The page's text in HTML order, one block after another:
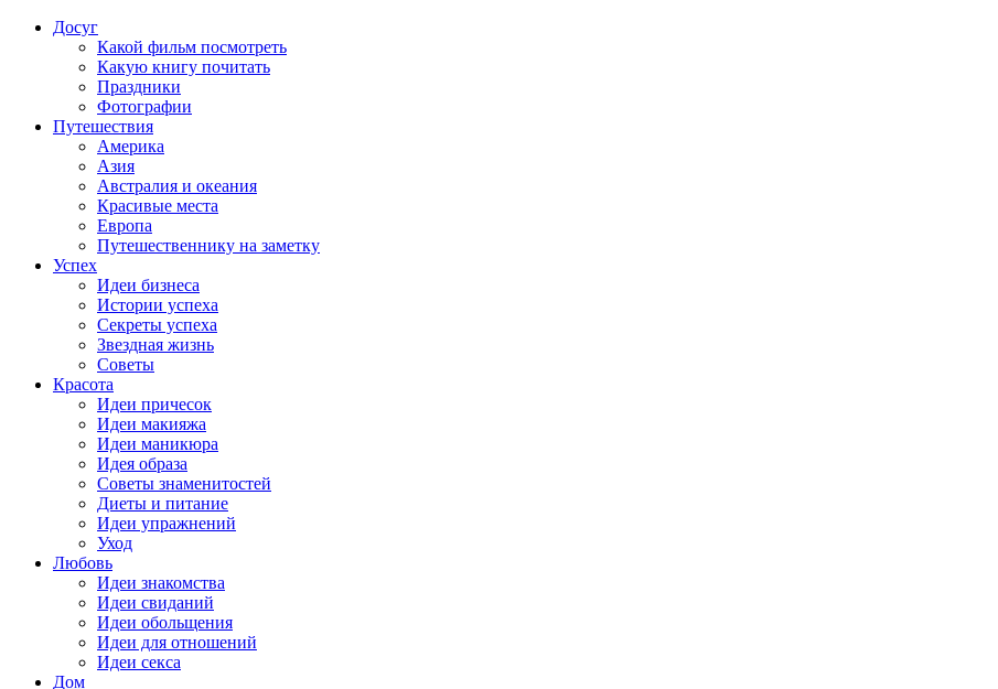
Досуг
Какой фильм посмотреть
Какую книгу почитать
Праздники
Фотографии
Путешествия
Америка
Азия
Австралия и океания
Красивые места
Европа
Путешественнику на заметку
Успех
Идеи бизнеса
Истории успеха
Секреты успеха
Звездная жизнь
Советы
Красота
Идеи причесок
Идеи макияжа
Идеи маникюра
Идея образа
Советы знаменитостей
Диеты и питание
Идеи упражнений
Уход
Любовь
Идеи знакомства
Идеи свиданий
Идеи обольщения
Идеи для отношений
Идеи секса
Дом